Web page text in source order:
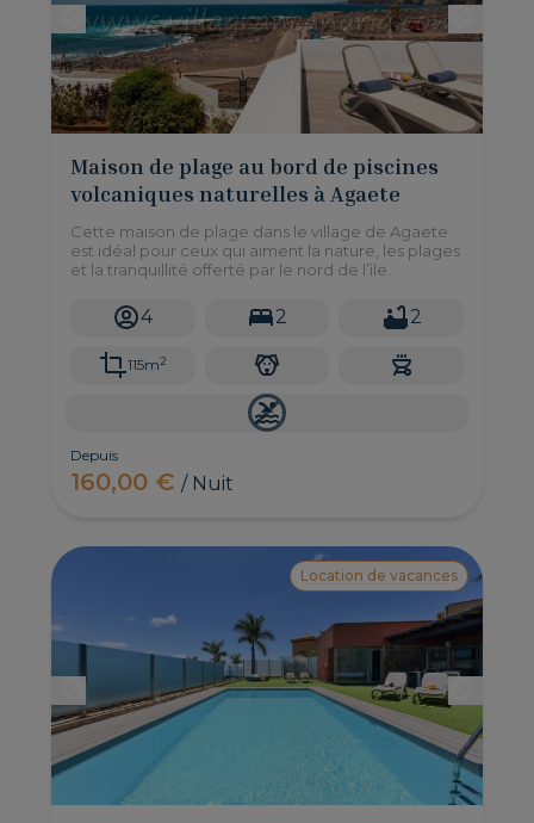
Maison de plage au bord de piscines
volcaniques naturelles à Agaete
Cette maison de plage dans le village de Agaete
est idéal pour ceux qui aiment la nature, les plages
et la tranquillité offerté par le nord de l’ìle.
4 2 2
115m2
Depuis
160,00 €/ Nuit
Location de vacances